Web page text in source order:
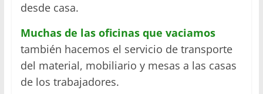
desde casa.
Muchas de las oficinas que vaciamos
también hacemos el servicio de transporte
del material, mobiliario y mesas a las casas
de los trabajadores.